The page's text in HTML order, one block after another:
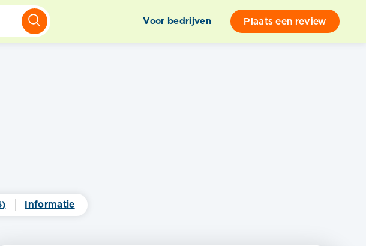
Voor bedrijven Plaats een review
) Informatie